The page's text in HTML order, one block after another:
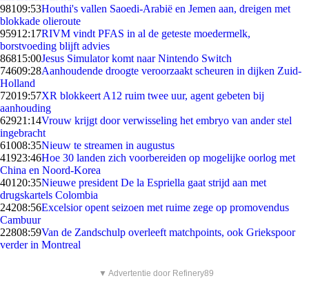
98109:53Houthi's vallen Saoedi-Arabië en Jemen aan, dreigen met
blokkade olieroute
95912:17RIVM vindt PFAS in al de geteste moedermelk,
borstvoeding blijft advies
86815:00Jesus Simulator komt naar Nintendo Switch
74609:28Aanhoudende droogte veroorzaakt scheuren in dijken Zuid-
Holland
72019:57XR blokkeert A12 ruim twee uur, agent gebeten bij
aanhouding
62921:14Vrouw krijgt door verwisseling het embryo van ander stel
ingebracht
61008:35Nieuw te streamen in augustus
41923:46Hoe 30 landen zich voorbereiden op mogelijke oorlog met
China en Noord-Korea
401 20:35Nieuwe president De la Espriella gaat strijd aan met
drugskartels Colombia
24208:56Excelsior opent seizoen met ruime zege op promovendus
Cambuur
22808:59Van de Zandschulp overleeft matchpoints, ook Griekspoor
verder in Montreal
▼ Advertentie door Refinery89